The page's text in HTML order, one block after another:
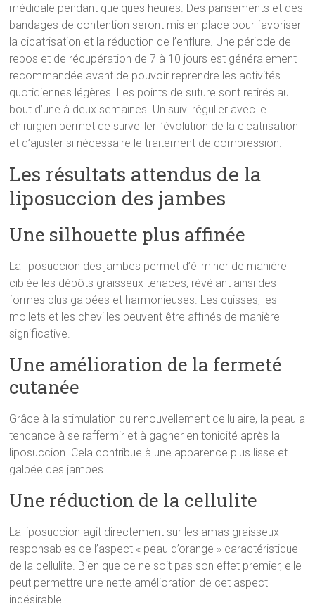
médicale pendant quelques heures. Des pansements et des
bandages de contention seront mis en place pour favoriser
la cicatrisation et la réduction de l’enflure. Une période de
repos et de récupération de 7 à 10 jours est généralement
recommandée avant de pouvoir reprendre les activités
quotidiennes légères. Les points de suture sont retirés au
bout d’une à deux semaines. Un suivi régulier avec le
chirurgien permet de surveiller l’évolution de la cicatrisation
et d’ajuster si nécessaire le traitement de compression.
Les résultats attendus de la
liposuccion des jambes
Une silhouette plus affinée
La liposuccion des jambes permet d’éliminer de manière
ciblée les dépôts graisseux tenaces, révélant ainsi des
formes plus galbées et harmonieuses. Les cuisses, les
mollets et les chevilles peuvent être affinés de manière
significative.
Une amélioration de la fermeté
cutanée
Grâce à la stimulation du renouvellement cellulaire, la peau a
tendance à se raffermir et à gagner en tonicité après la
liposuccion. Cela contribue à une apparence plus lisse et
galbée des jambes.
Une réduction de la cellulite
La liposuccion agit directement sur les amas graisseux
responsables de l’aspect « peau d’orange » caractéristique
de la cellulite. Bien que ce ne soit pas son effet premier, elle
peut permettre une nette amélioration de cet aspect
indésirable.